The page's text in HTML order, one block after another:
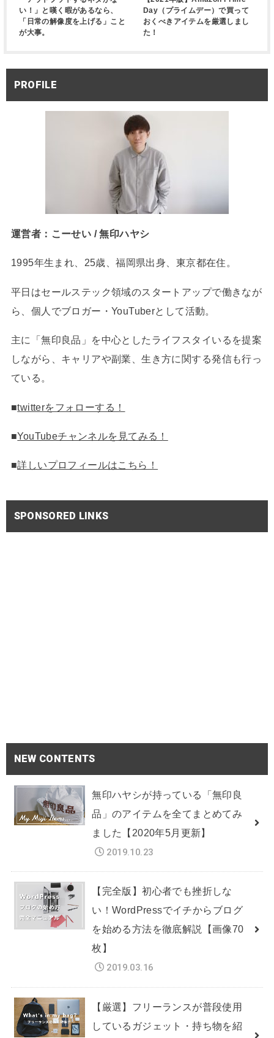
い！」と嘆く暇があるなら、
「日常の解像度を上げる」こと
が大事。
Day（プライムデー）で買って
おくべきアイテムを厳選しまし
た！
PROFILE
運営者：こーせい / 無印ハヤシ
1995年生まれ、25歳、福岡県出身、東京都在住。
平日はセールステック領域のスタートアップで働きなが
ら、個人でブロガー・YouTuberとして活動。
主に「無印良品」を中心としたライフスタイいるを提案
しながら、キャリアや副業、生き方に関する発信も行っ
ている。
■twitterをフォローする！
■YouTubeチャンネルを見てみる！
■詳しいプロフィールはこちら！
SPONSORED LINKS
NEW CONTENTS
無印ハヤシが持っている「無印良
品」のアイテムを全てまとめてみ
ました【2020年5月更新】
2019.10.23
【完全版】初心者でも挫折しな
い！WordPressでイチからブログ
を始める方法を徹底解説【画像70
枚】
2019.03.16
【厳選】フリーランスが普段使用
しているガジェット・持ち物を紹